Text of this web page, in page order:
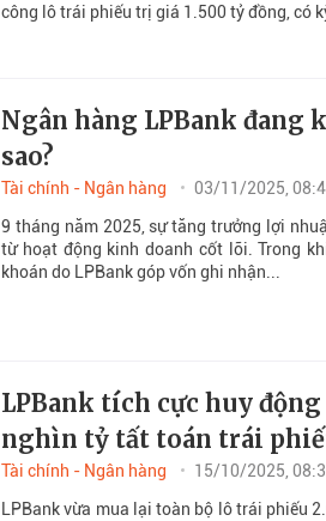
công lô trái phiếu trị giá 1.500 tỷ đồng, có
Ngân hàng LPBank đang
sao?
Tài chính - Ngân hàng
03/11/2025,
9 tháng năm 2025, sự tăng trưởng lợi
từ hoạt động kinh doanh cốt lõi. Trong
khoán do LPBank góp vốn ghi nhận...
LPBank tích cực huy
nghìn tỷ tất toán trái
Tài chính - Ngân hàng
15/10/2025,
LPBank vừa mua lại toàn bộ lô trái phiếu